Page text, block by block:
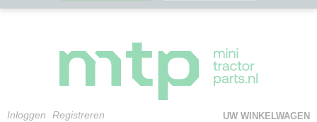
Inloggen Registreren
UW WINKELWAGEN